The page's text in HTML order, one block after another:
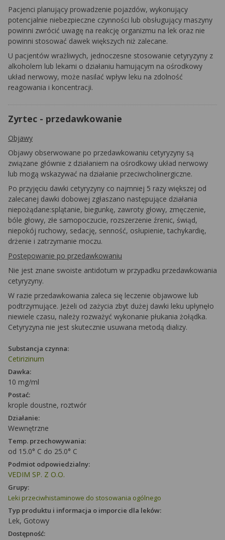
Pacjenci planujący prowadzenie pojazdów, wykonujący
potencjalnie niebezpieczne czynności lub obsługujący maszyny
powinni zwrócić uwagę na reakcję organizmu na lek oraz nie
powinni stosować dawek większych niż zalecane.
U pacjentów wrażliwych, jednoczesne stosowanie cetyryzyny z
alkoholem lub lekami o działaniu hamującym na ośrodkowy
układ nerwowy, może nasilać wpływ leku na zdolność
reagowania i koncentracji.
Zyrtec - przedawkowanie
Objawy
Objawy obserwowane po przedawkowaniu cetyryzyny są
związane głównie z działaniem na ośrodkowy układ nerwowy
lub mogą wskazywać na działanie przeciwcholinergiczne.
Po przyjęciu dawki cetyryzyny co najmniej 5 razy większej od
zalecanej dawki dobowej zgłaszano następujące działania
niepożądane:splątanie, biegunkę, zawroty głowy, zmęczenie,
bóle głowy, złe samopoczucie, rozszerzenie źrenic, świąd,
niepokój ruchowy, sedację, senność, osłupienie, tachykardię,
drżenie i zatrzymanie moczu.
Postępowanie po przedawkowaniu
Nie jest znane swoiste antidotum w przypadku przedawkowania
cetyryzyny.
W razie przedawkowania zaleca się leczenie objawowe lub
podtrzymujące. Jeżeli od zażycia zbyt dużej dawki leku upłynęło
niewiele czasu, należy rozważyć wykonanie płukania żołądka.
Cetyryzyna nie jest skutecznie usuwana metodą dializy.
Substancja czynna:
Cetirizinum
Dawka:
10 mg/ml
Postać:
krople doustne, roztwór
Działanie:
Wewnętrzne
Temp. przechowywania:
od 15.0° C do 25.0° C
Podmiot odpowiedzialny:
VEDIM SP. Z O.O.
Grupy:
Leki przeciwhistaminowe do stosowania ogólnego
Typ produktu i informacja o imporcie dla leków:
Lek, Gotowy
Dostępność: